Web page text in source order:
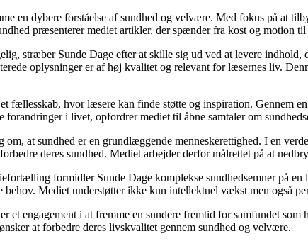
en dybere forståelse af sundhed og velvære. Med fokus på at
præsenterer mediet artikler, der spænder fra kost og motion
stræber Sunde Dage efter at skille sig ud ved at levere indhold,
oplysninger er af høj kvalitet og relevant for læsernes liv.
fællesskab, hvor læsere kan finde støtte og inspiration. Gennem
forandringer i livet, opfordrer mediet til åbne samtaler om
om, at sundhed er en grundlæggende menneskerettighed. I en
deres sundhed. Mediet arbejder derfor målrettet på at
formidler Sunde Dage komplekse sundhedsemner på
behov. Mediet understøtter ikke kun intellektuel vækst men også
et engagement i at fremme en sundere fremtid for samfundet
at forbedre deres livskvalitet gennem sundhed og velvære.